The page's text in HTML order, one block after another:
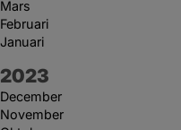
Mars
Februari
Januari
År:
2023
December
November